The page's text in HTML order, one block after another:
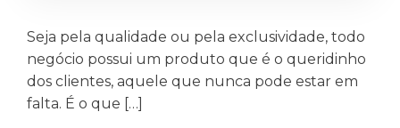
Seja pela qualidade ou pela exclusividade, todo
negócio possui um produto que é o queridinho
dos clientes, aquele que nunca pode estar em
falta. É o que […]